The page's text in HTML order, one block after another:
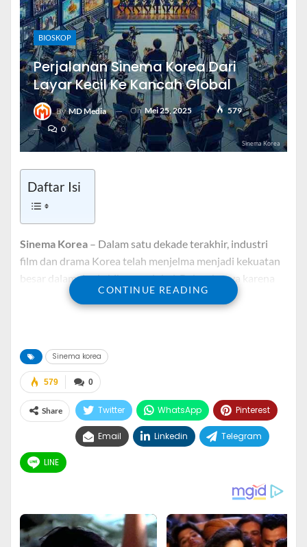
BIOSKOP
Perjalanan Sinema Korea Dari
Layar Kecil Ke Kancah Global
ByMD Media On Mei 25, 2025
579
0
Sinema Korea
Daftar Isi
Sinema Korea – Dalam satu dekade terakhir, industri
film dan drama Korea telah menjelma menjadi kekuatan
besar dalam dunia hiburan global. Bukan hanya karena
kualitas produksi yang tinggi, tetapi juga strategi bisnis
yang cerdas, kolaborasi lintas negara, serta pemanfaatan
hanya sekadar hiburan, tetapi telah menjadi bagian dari
industri bernilai miliaran dolar yang terus berkembang
pesat.
Salah satu hal menarik dari pesatnya pertumbuhan ini
adalah munculnya banyak platform digital yang
membantu para penonton di seluruh dunia untuk
mengakses konten Korea dengan lebih mudah dan cepat.
fokus menyediakan informasi terkini seputar drama
Korea, sinopsis, rekomendasi tontonan, dan berbagai
artikel menarik lainnya yang memperkaya pengalaman
CONTINUE READING
Sinema korea
0
579
Share Twitter WhatsApp Pinterest
Email Linkedin Telegram
LINE